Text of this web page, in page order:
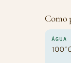
Como
ÁGUA